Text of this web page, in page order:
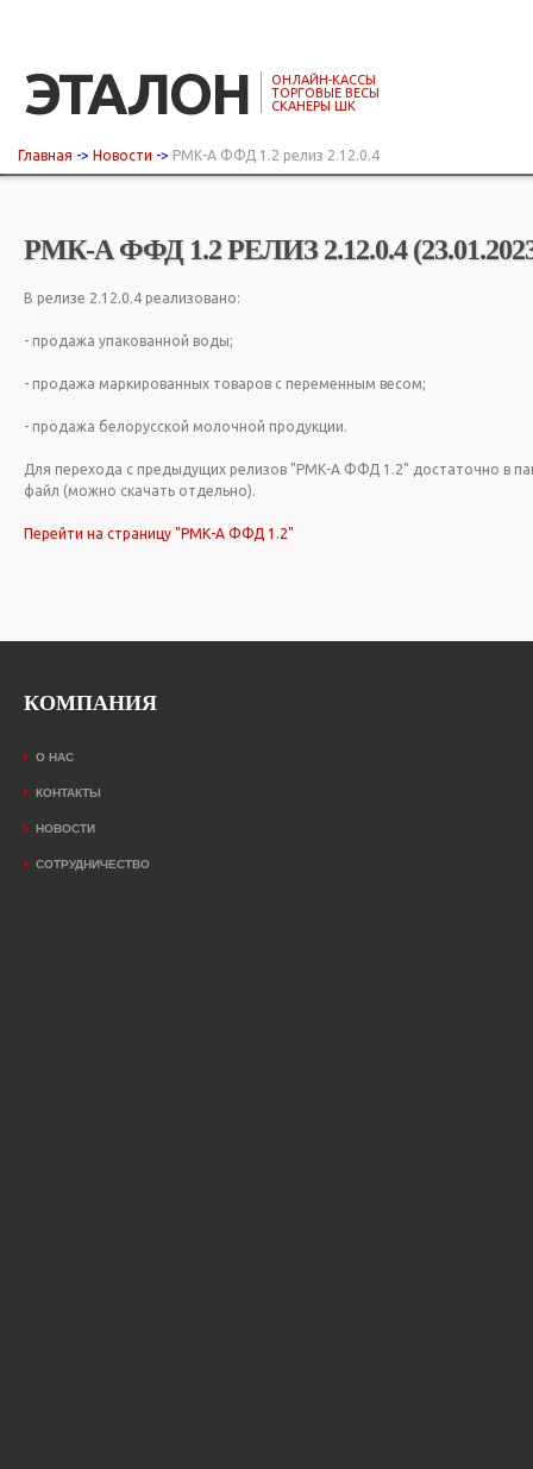
ЭТАЛОН
ОНЛАЙН-КАССЫ
ТОРГОВЫЕ ВЕСЫ
СКАНЕРЫ ШК
Главная -> Новости -> РМК-А ФФД 1.2 релиз 2.12.0.4
РМК-А ФФД 1.2 РЕЛИЗ 2.12.0.4
В релизе 2.12.0.4 реализовано:
- продажа упакованной воды;
- продажа маркированных товаров с переменным весом;
- продажа белорусской молочной продукции.
Для перехода с предыдущих релизов "РМК-А ФФД 1.2" достаточно в
файл (можно скачать отдельно).
Перейти на страницу "РМК-А ФФД 1.2"
КОМПАНИЯ
О НАС
КОНТАКТЫ
НОВОСТИ
СОТРУДНИЧЕСТВО